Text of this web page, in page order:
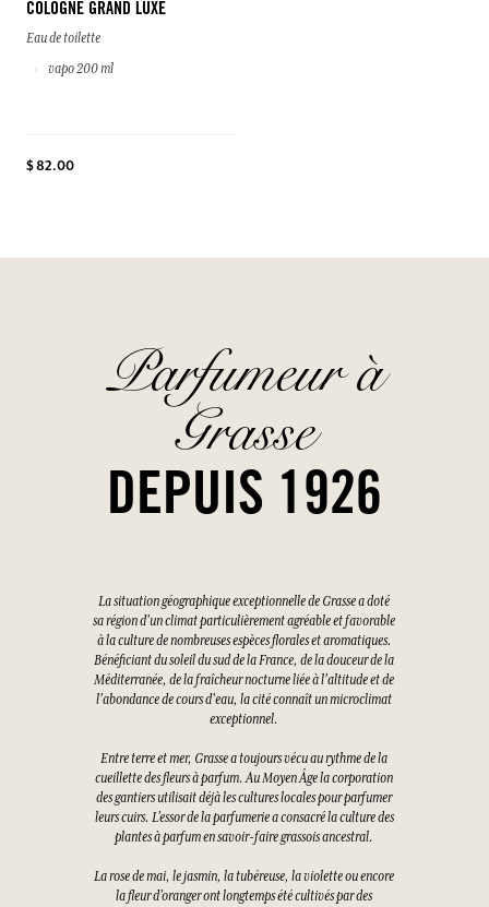
COLOGNE GRAND LUXE
Eau de toilette
vapo 200 ml
$ 82.00
Parfumeur à
Grasse
DEPUIS 1926
La situation géographique exceptionnelle de Grasse a doté
sa région d'un climat particulièrement agréable et favorable
à la culture de nombreuses espèces florales et aromatiques.
Bénéficiant du soleil du sud de la France, de la douceur de la
Méditerranée, de la fraîcheur nocturne liée à l'altitude et de
l'abondance de cours d'eau, la cité connaît un microclimat
exceptionnel.
Entre terre et mer, Grasse a toujours vécu au rythme de la
cueillette des fleurs à parfum. Au Moyen Âge la corporation
des gantiers utilisait déjà les cultures locales pour parfumer
leurs cuirs. L’essor de la parfumerie a consacré la culture des
plantes à parfum en savoir-faire grassois ancestral.
La rose de mai, le jasmin, la tubéreuse, la violette ou encore
la fleur d’oranger ont longtemps été cultivés par des